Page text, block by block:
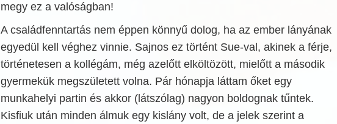
megy ez a valóságban!
A családfenntartás nem éppen könnyű dolog, ha az ember lányának
egyedül kell véghez vinnie. Sajnos ez történt Sue-val, akinek a férje,
történetesen a kollégám, még azelőtt elköltözött, mielőtt a második
gyermekük megszületett volna. Pár hónapja láttam őket egy
munkahelyi partin és akkor (látszólag) nagyon boldognak tűntek.
Kisfiuk után minden álmuk egy kislány volt, de a jelek szerint a